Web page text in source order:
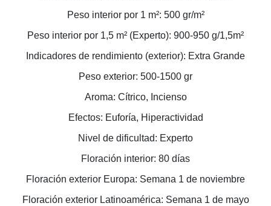
Peso interior por 1 m²: 500 gr/m²
Peso interior por 1,5 m² (Experto): 900-950 g/1,5m²
Indicadores de rendimiento (exterior): Extra Grande
Peso exterior: 500-1500 gr
Aroma: Cítrico, Incienso
Efectos: Euforía, Hiperactividad
Nivel de dificultad: Experto
Floración interior: 80 días
Floración exterior Europa: Semana 1 de noviembre
Floración exterior Latinoamérica: Semana 1 de mayo